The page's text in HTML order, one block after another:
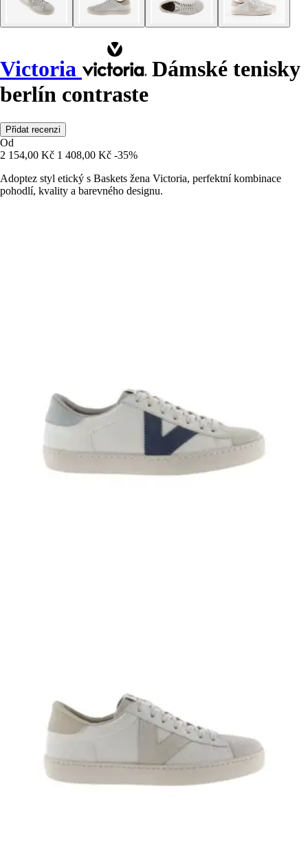
Victoria
Dámské tenisky
berlín contraste
Přidat recenzi
Od
2 154,00 Kč 1 408,00 Kč -35%
Adoptez styl etický s Baskets žena Victoria, perfektní kombinace
pohodlí, kvality a barevného designu.